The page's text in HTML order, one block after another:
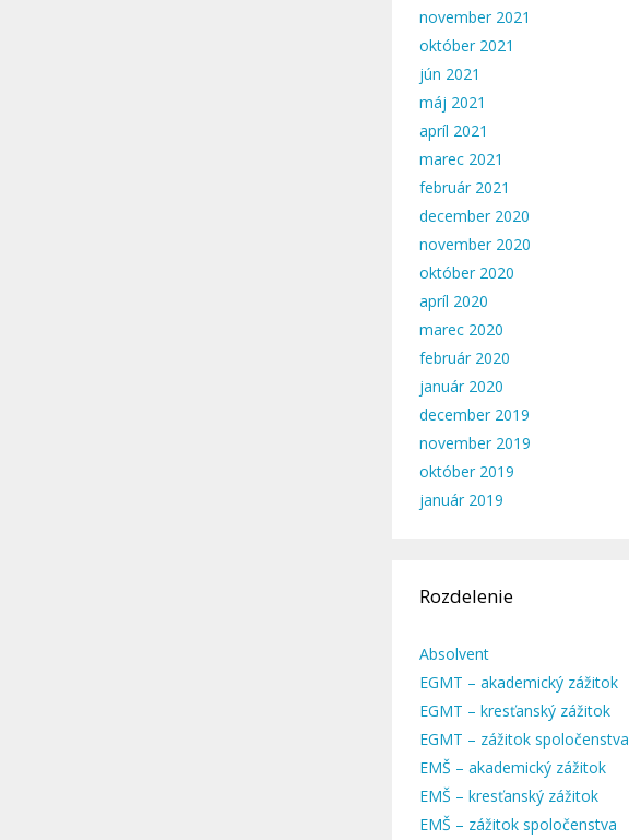
november 2021
október 2021
jún 2021
máj 2021
apríl 2021
marec 2021
február 2021
december 2020
november 2020
október 2020
apríl 2020
marec 2020
február 2020
január 2020
december 2019
november 2019
október 2019
január 2019
Rozdelenie
Absolvent
EGMT – akademický zážitok
EGMT – kresťanský zážitok
EGMT – zážitok spoločenstva
EMŠ – akademický zážitok
EMŠ – kresťanský zážitok
EMŠ – zážitok spoločenstva